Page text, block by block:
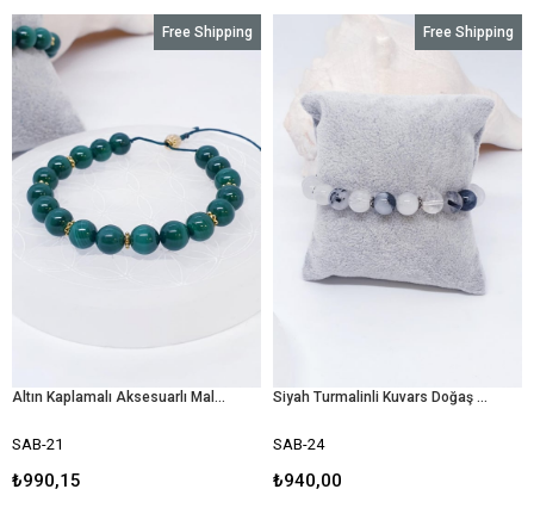
Altın Kaplamalı Aksesuarlı Malakit Doğal Taş Bileklik
SAB-21
₺990,15
Free Shipping
Siyah Turmalinli Kuvars Doğaş Taş Bileklik
SAB-24
₺940,00
Free Shipping